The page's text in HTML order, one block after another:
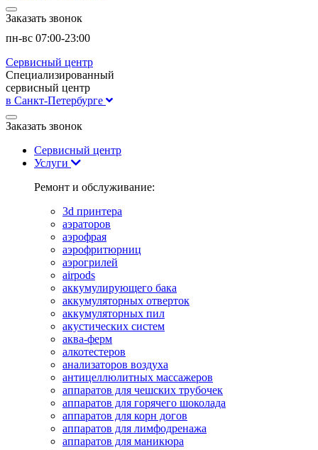
Заказать звонок
пн-вс 07:00-23:00
Сервисный центр
Специализированный
сервисный центр
в Санкт-Петербурге
Заказать звонок
Сервисный центр
Услуги
Ремонт и обслуживание:
3d принтера
аэраторов
аэрофрая
аэрофритюрниц
аэрогрилей
airpods
аккумулирующего бака
аккумуляторных отверток
аккумуляторных пил
акустических систем
аква-ферм
алкотестеров
анализаторов воздуха
антицеллюлитных массажеров
аппаратов для чешских трубочек
аппаратов для горячего шоколада
аппаратов для корн догов
аппаратов для лимфодренажа
аппаратов для маникюра